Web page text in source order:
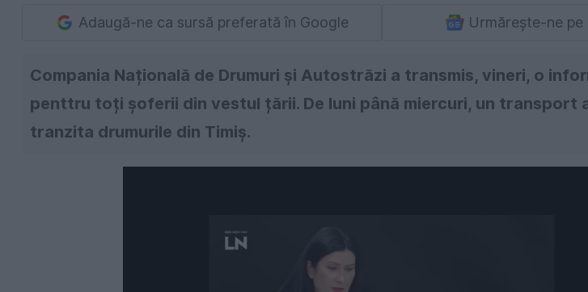
Adaugă-ne ca sursă preferată în Google Urmărește-ne
Compania Națională de Drumuri și Autostrăzi a transmis, vineri, o
penttru toți șoferii din vestul țării. De luni până miercuri, un transport
tranzita drumurile din Timiș.